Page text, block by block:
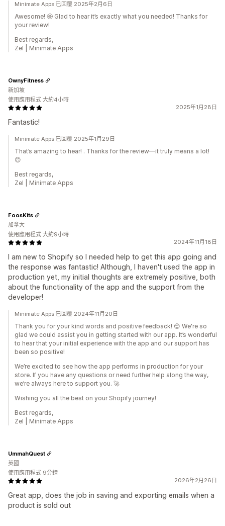
Minimate Apps 已回覆 2025年2月6日
Awesome! 🤩 Glad to hear it’s exactly what you needed! Thanks for
your review!
Best regards,
Zel | Minimate Apps
2025年1月28日
Fantastic!
OwnyFitness
新加坡
使用應用程式 大約4小時
Minimate Apps 已回覆 2025年1月29日
That’s amazing to hear! . Thanks for the review—it truly means a lot!
😊
Best regards,
Zel | Minimate Apps
2024年11月18日
I am new to Shopify so I needed help to get this app going and
the response was fantastic! Although, I haven't used the app in
production yet, my initial thoughts are extremely positive, both
about the functionality of the app and the support from the
developer!
FoosKits
加拿大
使用應用程式 大約9小時
Minimate Apps 已回覆 2024年11月20日
Thank you for your kind words and positive feedback! 😊 We're so
glad we could assist you in getting started with our app. It’s wonderful
to hear that your initial experience with the app and our support has
been so positive!
We’re excited to see how the app performs in production for your
store. If you have any questions or need further help along the way,
we’re always here to support you. 🚀
Wishing you all the best on your Shopify journey!
Best regards,
Zel | Minimate Apps
2026年2月26日
Great app, does the job in saving and exporting emails when a
product is sold out
UmmahQuest
英國
使用應用程式 9分鐘